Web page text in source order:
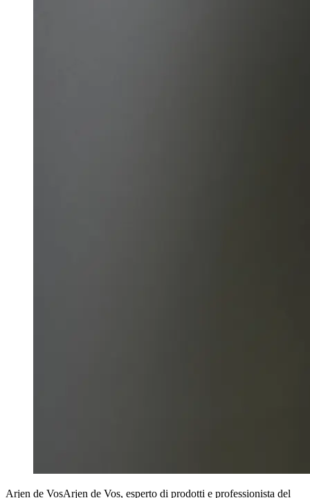
Arjen de VosArjen de Vos, esperto di prodotti e professionista del